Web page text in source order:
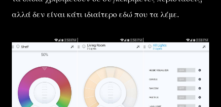
αλλά δεν είναι κάτι ιδιαίτερο εδώ που τα λέμε.